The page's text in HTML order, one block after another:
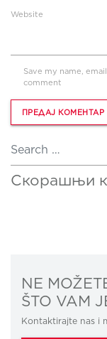
Website
Save my name,
comment
Скорашњи
NE
ŠTO VAM
Kontaktirajte nas i